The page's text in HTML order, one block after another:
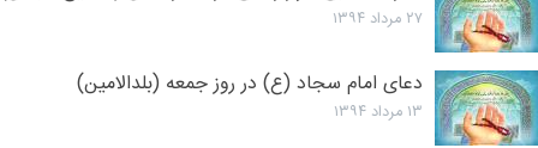
۲۷ مرداد ۱۳۹۴
دعای امام سجاد (ع) در روز جمعه (بلدالامین)
۱۳ مرداد ۱۳۹۴